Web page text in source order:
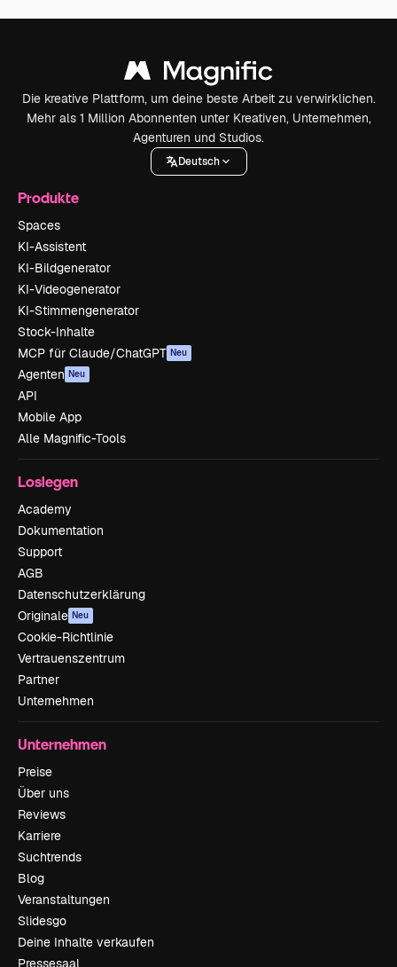
Die kreative Plattform, um deine beste Arbeit zu verwirklichen.
Mehr als 1 Million Abonnenten unter Kreativen, Unternehmen,
Agenturen und Studios.
Deutsch
Produkte
Spaces
KI-Assistent
KI-Bildgenerator
KI-Videogenerator
KI-Stimmengenerator
Stock-Inhalte
MCP für Claude/ChatGPT Neu
Agenten Neu
API
Mobile App
Alle Magnific-Tools
Loslegen
Academy
Dokumentation
Support
AGB
Datenschutzerklärung
Originale Neu
Cookie-Richtlinie
Vertrauenszentrum
Partner
Unternehmen
Unternehmen
Preise
Über uns
Reviews
Karriere
Suchtrends
Blog
Veranstaltungen
Slidesgo
Deine Inhalte verkaufen
Pressesaal